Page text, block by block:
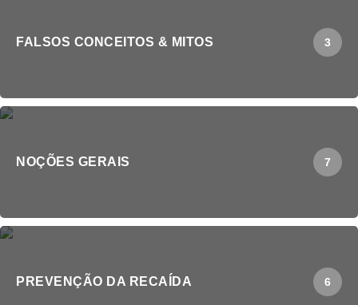
FALSOS CONCEITOS & MITOS 3
NOÇÕES GERAIS 7
PREVENÇÃO DA RECAÍDA 6